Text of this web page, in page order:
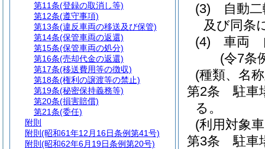
(3)
自動
及び同条
(4)
車両
(令7条
(種類、名
第2条
駐車
る。
(利用対象
第3条
駐車
第11条(登録の取消し等)
第12条(遵守事項)
第13条(違反車両の移送及び保管)
第14条(保管車両の返還)
第15条(保管車両の処分)
第16条(売却代金の返還)
第17条(移送費用等の徴収)
第18条(権利の譲渡等の禁止)
第19条(秘密保持義務等)
第20条(損害賠償)
第21条(委任)
附則
附則 (昭和61年12月16日条例第41号)
附則 (昭和62年6月19日条例第20号)